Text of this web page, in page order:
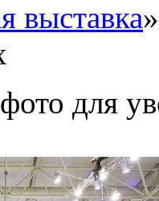
выставка
для